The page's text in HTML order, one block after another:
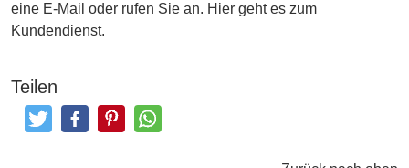
eine E-Mail oder rufen Sie an. Hier geht es zum
Kundendienst.
Teilen
TweetenPosten PinterestTeilen